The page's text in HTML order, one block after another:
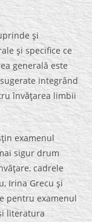
şi
şi specifice ce
generală este
integrând
învăţarea limbii
examenul
sigur drum
cadrele
Irina Grecu şi
pentru examenul
literatura